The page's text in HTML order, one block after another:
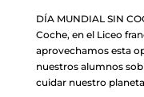
DÍA MUNDIAL SIN
Coche, en el Liceo
aprovechamos esta
nuestros alumnos
cuidar nuestro